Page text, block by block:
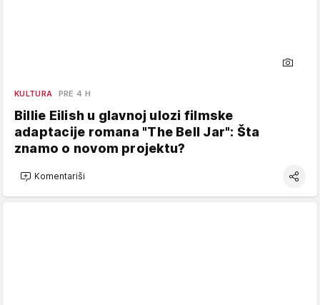
KULTURA PRE 4 H
Billie Eilish u glavnoj ulozi filmske
adaptacije romana "The Bell Jar": Šta
znamo o novom projektu?
Komentariši